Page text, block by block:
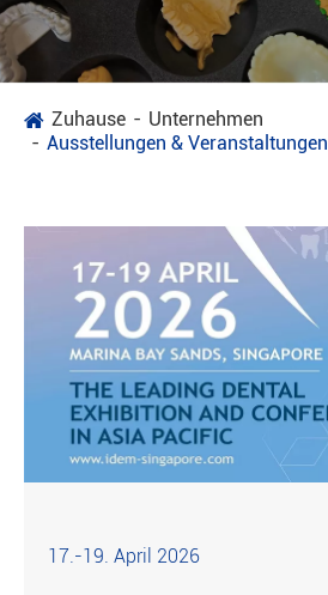
Zuhause
Unternehmen
Ausstellungen & Veranstaltungen
17.-19. April 2026